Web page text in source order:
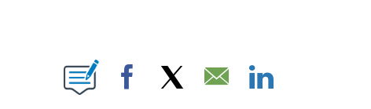
NOTIFICATIONS ABOUT NEW PAGES ON "CNN NEWSOURCE".
Facebook Email